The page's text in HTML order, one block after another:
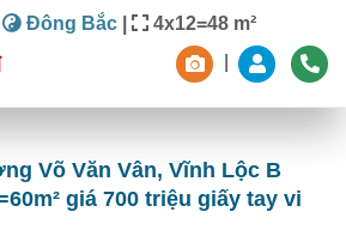
Đông Bắc | 4x12=48 m²
Võ Văn Vân, Vĩnh Lộc B
giá 700 triệu giấy tay vi